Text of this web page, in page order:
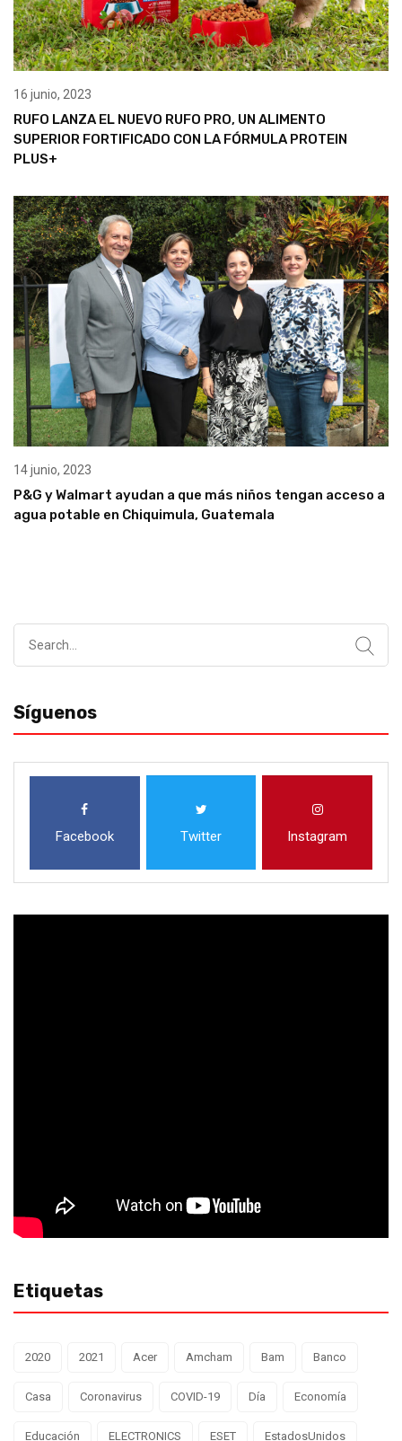
16 junio, 2023
RUFO LANZA EL NUEVO RUFO PRO, UN ALIMENTO
SUPERIOR FORTIFICADO CON LA FÓRMULA PROTEIN
PLUS+
14 junio, 2023
P&G y Walmart ayudan a que más niños tengan acceso a
agua potable en Chiquimula, Guatemala
Síguenos
Facebook Twitter Instagram
Etiquetas
2020 2021 Acer Amcham Bam Banco
Casa Coronavirus COVID-19 Día Economía
Educación ELECTRONICS ESET EstadosUnidos